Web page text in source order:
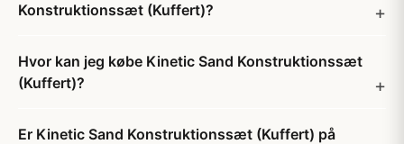
Konstruktionssæt (Kuffert)?
Hvor kan jeg købe Kinetic Sand Konstruktionssæt
(Kuffert)?
Er Kinetic Sand Konstruktionssæt (Kuffert) på